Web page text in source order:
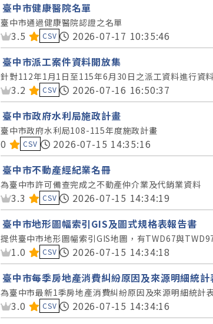
臺中市健康醫院名單
臺中市通過健康醫院認證之名單
資料集評分：
3.5 CSV
2026-07-17 10:35:46
臺中市派工案件資料開放集
針對112年1月1日至115年6月30日之派工資料進行資
資料集評分：
3.2 CSV
2026-07-16 16:50:37
臺中市政府水利局施政計畫
臺中市政府水利局108-115年度施政計畫
資料集評分：
0 CSV
2026-07-15 14:35:16
臺中市不動產經紀業名冊
為臺中市許可備查完成之不動產仲介業及代銷業資料
資料集評分：
3.3 CSV
2026-07-15 14:34:19
臺中市地形圖幅索引GIS及圖式規格表報告書
提供臺中市地形圖幅索引GIS地圖，有TWD67與
資料集評分：
1.0 CSV
2026-07-15 14:34:18
臺中市每季房地產消費糾紛原因及來源明細統計
為臺中市最新1季房地產消費糾紛原因及來源明細統計
資料集評分：
3.0 CSV
2026-07-15 14:34:16